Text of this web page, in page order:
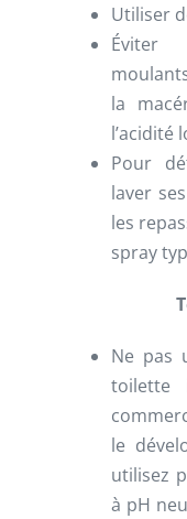
Utiliser
Éviter
la
l’acidité
Pour
laver
les
spray
Ne pas
toilette
le
utilisez
à pH